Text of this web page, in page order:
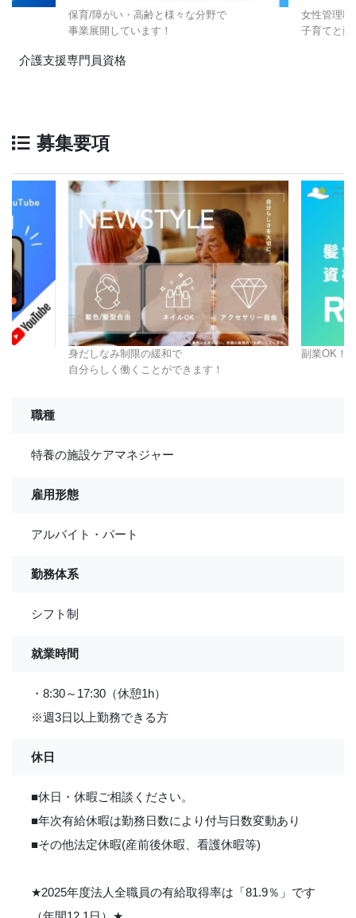
保育/障がい・高齢と様々な分野で
事業展開しています！
女性管理職
子育てと両
介護支援専門員資格
募集要項
身だしなみ制限の緩和で
自分らしく働くことができます！
副業OK！
職種
特養の施設ケアマネジャー
雇用形態
アルバイト・パート
勤務体系
シフト制
就業時間
・8:30～17:30（休憩1h）
※週3日以上勤務できる方
休日
■休日・休暇ご相談ください。
■年次有給休暇は勤務日数により付与日数変動あり
■その他法定休暇(産前後休暇、看護休暇等)
★2025年度法人全職員の有給取得率は「81.9％」です